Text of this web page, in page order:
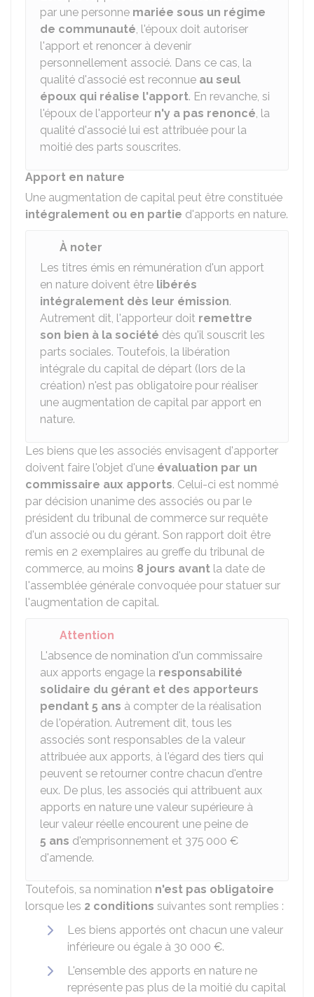
par une personne mariée sous un régime
de communauté, l'époux doit autoriser
l'apport et renoncer à devenir
personnellement associé. Dans ce cas, la
qualité d'associé est reconnue au seul
époux qui réalise l'apport. En revanche, si
l'époux de l'apporteur n'y a pas renoncé, la
qualité d'associé lui est attribuée pour la
moitié des parts souscrites.
Apport en nature
Une augmentation de capital peut être constituée
intégralement ou en partie d'apports en nature.
À noter
Les titres émis en rémunération d'un apport
en nature doivent être libérés
intégralement dès leur émission.
Autrement dit, l'apporteur doit remettre
son bien à la société dès qu'il souscrit les
parts sociales. Toutefois, la libération
intégrale du capital de départ (lors de la
création) n'est pas obligatoire pour réaliser
une augmentation de capital par apport en
nature.
Les biens que les associés envisagent d'apporter
doivent faire l'objet d'une évaluation par un
commissaire aux apports. Celui-ci est nommé
par décision unanime des associés ou par le
président du tribunal de commerce sur requête
d'un associé ou du gérant. Son rapport doit être
remis en 2 exemplaires au greffe du tribunal de
commerce, au moins 8 jours avant la date de
l'assemblée générale convoquée pour statuer sur
l'augmentation de capital.
Attention
L'absence de nomination d'un commissaire
aux apports engage la responsabilité
solidaire du gérant et des apporteurs
pendant 5 ans à compter de la réalisation
de l'opération. Autrement dit, tous les
associés sont responsables de la valeur
attribuée aux apports, à l'égard des tiers qui
peuvent se retourner contre chacun d'entre
eux. De plus, les associés qui attribuent aux
apports en nature une valeur supérieure à
leur valeur réelle encourent une peine de
5 ans d'emprisonnement et 375 000 €
d'amende.
Toutefois, sa nomination n'est pas obligatoire
lorsque les 2 conditions suivantes sont remplies :
Les biens apportés ont chacun une valeur
inférieure ou égale à 30 000 €.
L'ensemble des apports en nature ne
représente pas plus de la moitié du capital